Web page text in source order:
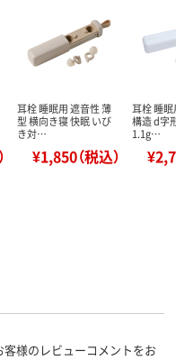
耳栓 睡眠用 遮音性 薄
型 横向き寝 快眠 いび
き対…
¥1,850（税込）
耳栓 睡
構造 d字
1.1g…
様のレビューコメントをお